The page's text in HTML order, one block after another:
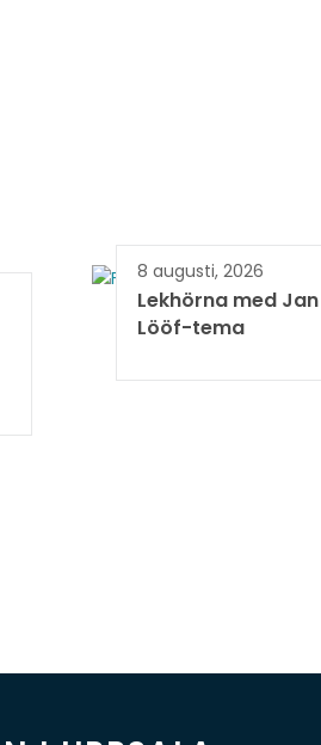
8 augusti, 2026
Lekhörna med Jan
Lööf-tema